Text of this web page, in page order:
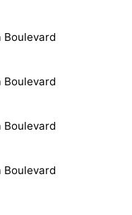
Boulevard
Boulevard
Boulevard
Boulevard